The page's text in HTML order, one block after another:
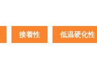
接着性 低温硬化性